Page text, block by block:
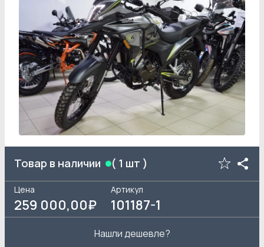
Товар в наличии ( 1 шт )
Цена
259 000,00₽
Артикул
101187-1
Нашли дешевле?